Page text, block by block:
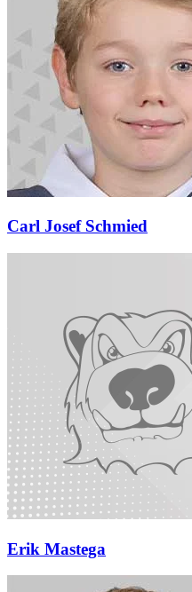
Carl Josef Schmied
Erik Mastega